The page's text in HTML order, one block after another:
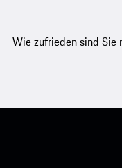
Wie zufrieden sind